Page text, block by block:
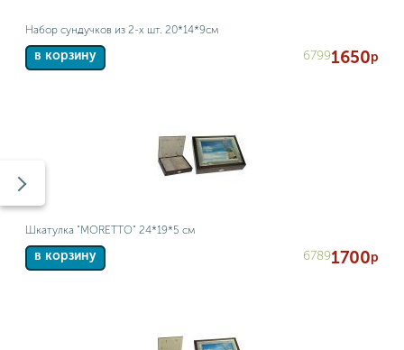
Набор сундучков из 2-х шт. 20*14*9см
в корзину 67991650р
Шкатулка "MORETTO" 24*19*5 см
в корзину 67891700р